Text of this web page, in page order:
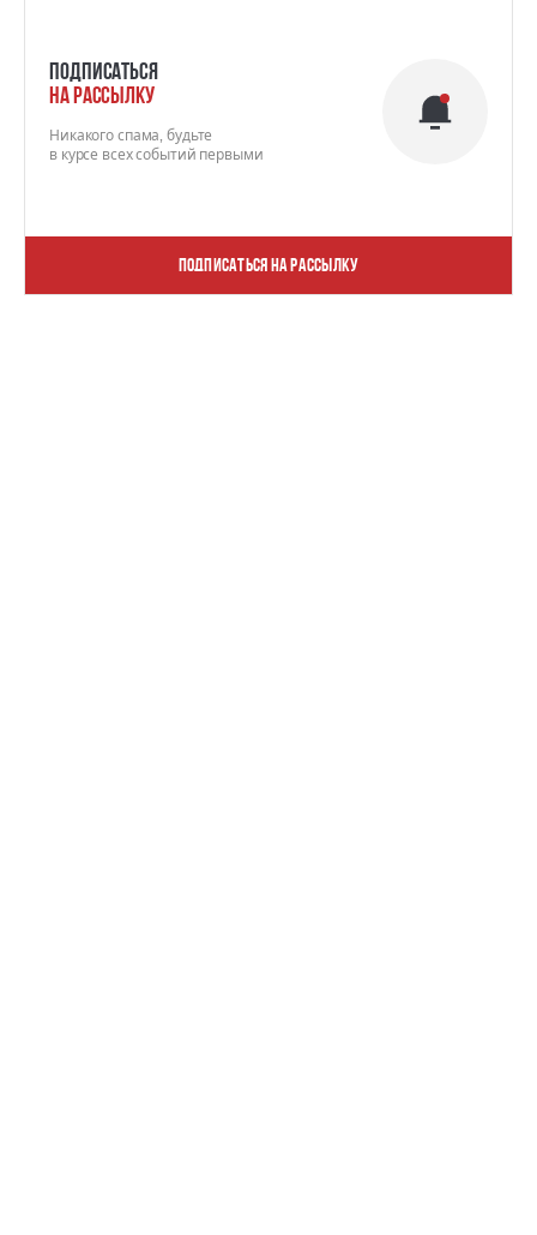
Подписаться
на рассылку
Никакого спама, будьте
в курсе всех событий первыми
Подписаться на рассылку